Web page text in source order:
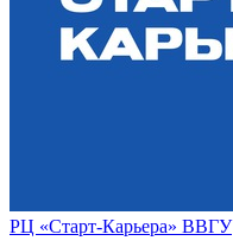
РЦ «Старт-Карьера» ВВГУ